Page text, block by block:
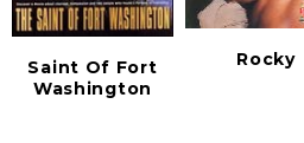
Saint Of Fort
Washington
Rocky